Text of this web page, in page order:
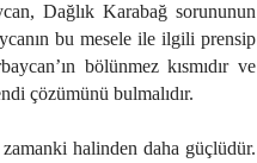
Dağlık Karabağ sorununun
bu mesele ile ilgili prensip
bölünmez kısmıdır ve
çözümünü bulmalıdır.
halinden daha güçlüdür.